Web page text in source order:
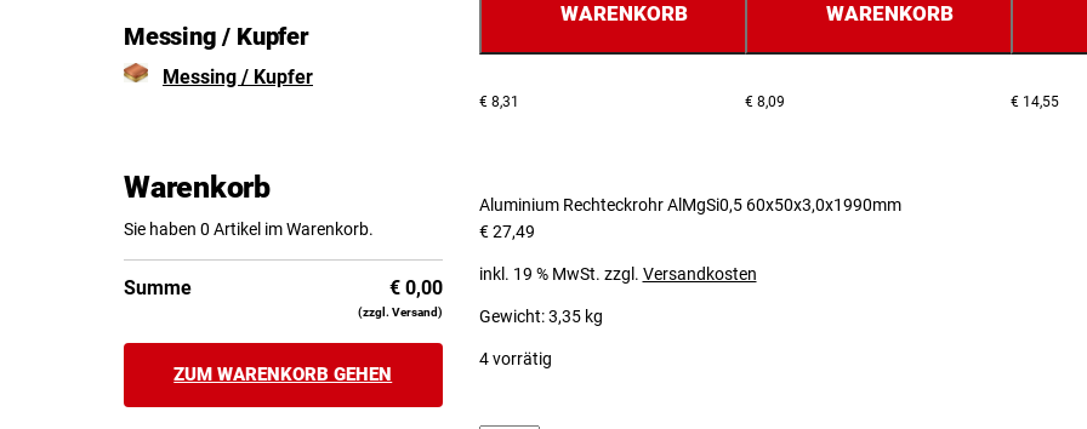
WARENKORB
€8,31
WARENKORB
€8,09 €14,55
Aluminium Rechteckrohr AlMgSi0,5 60x50x3,0x1990mm
€27,49
inkl. 19 % MwSt. zzgl. Versandkosten
Gewicht: 3,35 kg
4 vorrätig
Messing / Kupfer
Messing / Kupfer
Warenkorb
Sie haben 0 Artikel im Warenkorb.
Summe €0,00
(zzgl. Versand)
ZUM WARENKORB GEHEN